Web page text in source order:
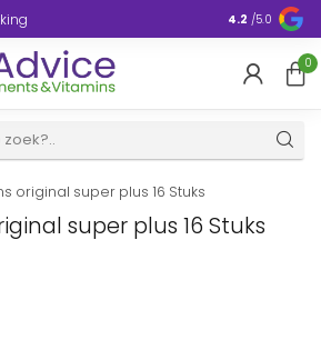
4.2 /5.0
0
original super plus 16 Stuks
super plus 16 Stuks